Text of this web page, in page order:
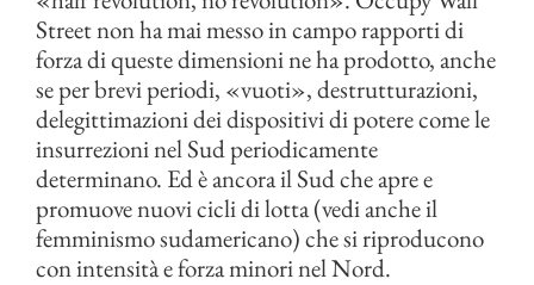
Street non ha mai messo in campo rapporti di
forza di queste dimensioni ne ha prodotto, anche
se per brevi periodi, «vuoti», destrutturazioni,
delegittimazioni dei dispositivi di potere come le
insurrezioni nel Sud periodicamente
determinano. Ed è ancora il Sud che apre e
promuove nuovi cicli di lotta (vedi anche il
femminismo sudamericano) che si riproducono
con intensità e forza minori nel Nord.